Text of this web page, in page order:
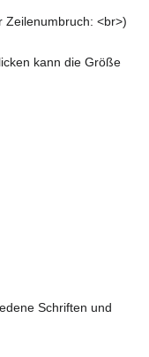
Zeilenumbruch: <br>)
kann die Größe
Schriften und